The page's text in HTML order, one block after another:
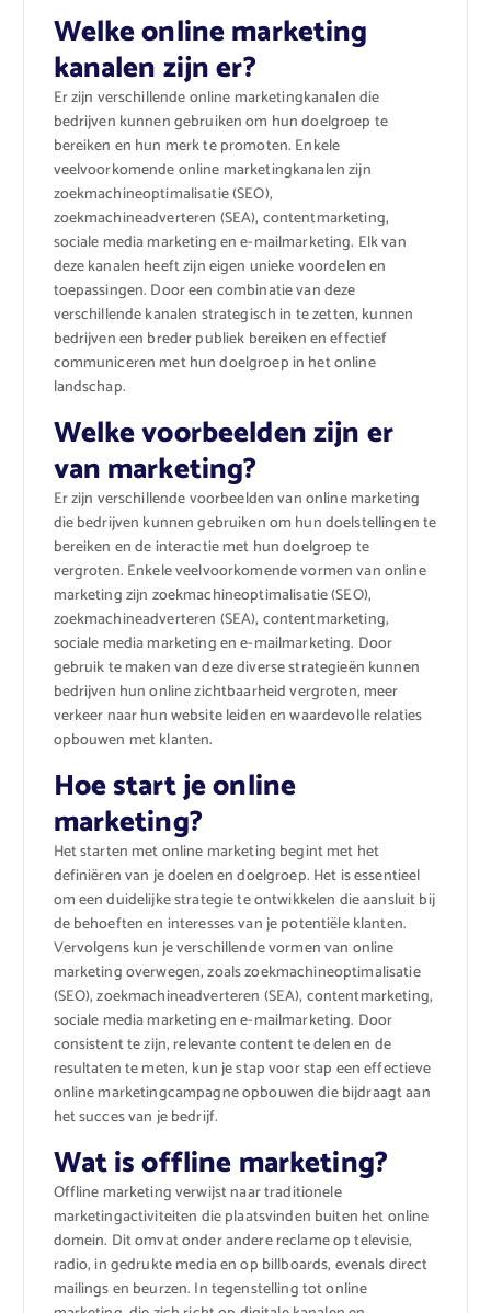
Welke online marketing
kanalen zijn er?
Er zijn verschillende online marketingkanalen die
bedrijven kunnen gebruiken om hun doelgroep te
bereiken en hun merk te promoten. Enkele
veelvoorkomende online marketingkanalen zijn
zoekmachineoptimalisatie (SEO),
zoekmachineadverteren (SEA), contentmarketing,
sociale media marketing en e-mailmarketing. Elk van
deze kanalen heeft zijn eigen unieke voordelen en
toepassingen. Door een combinatie van deze
verschillende kanalen strategisch in te zetten, kunnen
bedrijven een breder publiek bereiken en effectief
communiceren met hun doelgroep in het online
landschap.
Welke voorbeelden zijn er
van marketing?
Er zijn verschillende voorbeelden van online marketing
die bedrijven kunnen gebruiken om hun doelstellingen te
bereiken en de interactie met hun doelgroep te
vergroten. Enkele veelvoorkomende vormen van online
marketing zijn zoekmachineoptimalisatie (SEO),
zoekmachineadverteren (SEA), contentmarketing,
sociale media marketing en e-mailmarketing. Door
gebruik te maken van deze diverse strategieën kunnen
bedrijven hun online zichtbaarheid vergroten, meer
verkeer naar hun website leiden en waardevolle relaties
opbouwen met klanten.
Hoe start je online
marketing?
Het starten met online marketing begint met het
definiëren van je doelen en doelgroep. Het is essentieel
om een duidelijke strategie te ontwikkelen die aansluit bij
de behoeften en interesses van je potentiële klanten.
Vervolgens kun je verschillende vormen van online
marketing overwegen, zoals zoekmachineoptimalisatie
(SEO), zoekmachineadverteren (SEA), contentmarketing,
sociale media marketing en e-mailmarketing. Door
consistent te zijn, relevante content te delen en de
resultaten te meten, kun je stap voor stap een effectieve
online marketingcampagne opbouwen die bijdraagt aan
het succes van je bedrijf.
Wat is offline marketing?
Offline marketing verwijst naar traditionele
marketingactiviteiten die plaatsvinden buiten het online
domein. Dit omvat onder andere reclame op televisie,
radio, in gedrukte media en op billboards, evenals direct
mailings en beurzen. In tegenstelling tot online